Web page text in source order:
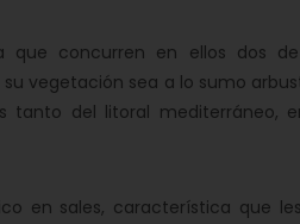
concurren en ellos dos
vegetación sea a lo sumo
tanto del litoral mediterráneo,
en sales, característica que